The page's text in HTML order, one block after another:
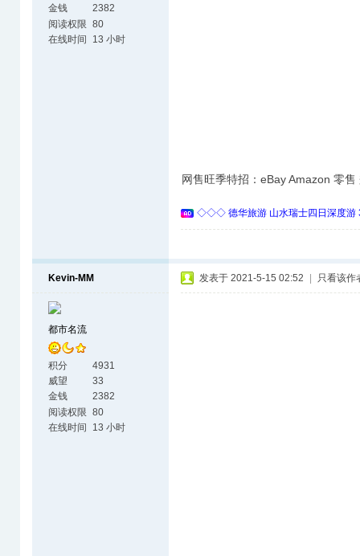
金钱
2382
阅读权限 80
在线时间
13 小时
网售旺季特招：eBay Amazon 零
◇◇◇ 德华旅游 山水瑞士四日深度
Kevin-MM
都市名流
积分
4931
威望
33
金钱
2382
阅读权限 80
在线时间
13 小时
发表于 2021-5-15 02:52 只看该作